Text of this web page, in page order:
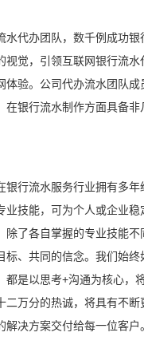
水代办团队，数千例成功银
视觉，引领互联网银行流水
体验。公司代办流水团队成
银行流水制作方面具备非
银行流水服务行业拥有多年
业技能，可为个人或企业稳
除了各自掌握的专业技能不
标、共同的信念。我们始终
是以思考+沟通为核心，
二万分的热诚，将具有不断
决方案交付给每一位客户。